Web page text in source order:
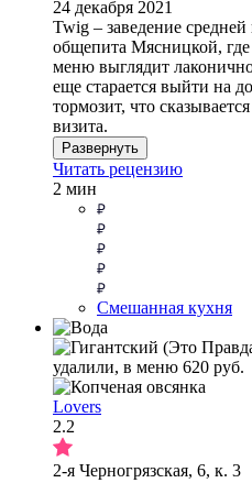
24 декабря 2021
Twig – заведение
общепита Мясницкой, где
меню выглядит
еще старается выйти на
тормозит, что
визита.
Развернуть
Читать рецензию
2 мин
Смешанная кухня
Lovers
2.2
2-я Черногрязская, 6, к. 3